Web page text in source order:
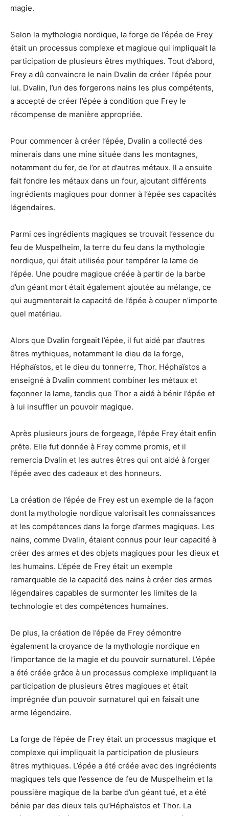
magie.
Selon la mythologie nordique, la forge de l’épée de Frey
était un processus complexe et magique qui impliquait la
participation de plusieurs êtres mythiques. Tout d’abord,
Frey a dû convaincre le nain Dvalin de créer l’épée pour
lui. Dvalin, l’un des forgerons nains les plus compétents,
a accepté de créer l’épée à condition que Frey le
récompense de manière appropriée.
Pour commencer à créer l’épée, Dvalin a collecté des
minerais dans une mine située dans les montagnes,
notamment du fer, de l’or et d’autres métaux. Il a ensuite
fait fondre les métaux dans un four, ajoutant différents
ingrédients magiques pour donner à l’épée ses capacités
légendaires.
Parmi ces ingrédients magiques se trouvait l’essence du
feu de Muspelheim, la terre du feu dans la mythologie
nordique, qui était utilisée pour tempérer la lame de
l’épée. Une poudre magique créée à partir de la barbe
d’un géant mort était également ajoutée au mélange, ce
qui augmenterait la capacité de l’épée à couper n’importe
quel matériau.
Alors que Dvalin forgeait l’épée, il fut aidé par d’autres
êtres mythiques, notamment le dieu de la forge,
Héphaïstos, et le dieu du tonnerre, Thor. Héphaïstos a
enseigné à Dvalin comment combiner les métaux et
façonner la lame, tandis que Thor a aidé à bénir l’épée et
à lui insuffler un pouvoir magique.
Après plusieurs jours de forgeage, l’épée Frey était enfin
prête. Elle fut donnée à Frey comme promis, et il
remercia Dvalin et les autres êtres qui ont aidé à forger
l’épée avec des cadeaux et des honneurs.
La création de l’épée de Frey est un exemple de la façon
dont la mythologie nordique valorisait les connaissances
et les compétences dans la forge d’armes magiques. Les
nains, comme Dvalin, étaient connus pour leur capacité à
créer des armes et des objets magiques pour les dieux et
les humains. L’épée de Frey était un exemple
remarquable de la capacité des nains à créer des armes
légendaires capables de surmonter les limites de la
technologie et des compétences humaines.
De plus, la création de l’épée de Frey démontre
également la croyance de la mythologie nordique en
l’importance de la magie et du pouvoir surnaturel. L’épée
a été créée grâce à un processus complexe impliquant la
participation de plusieurs êtres magiques et était
imprégnée d’un pouvoir surnaturel qui en faisait une
arme légendaire.
La forge de l’épée de Frey était un processus magique et
complexe qui impliquait la participation de plusieurs
êtres mythiques. L’épée a été créée avec des ingrédients
magiques tels que l’essence de feu de Muspelheim et la
poussière magique de la barbe d’un géant tué, et a été
bénie par des dieux tels qu’Héphaïstos et Thor. La